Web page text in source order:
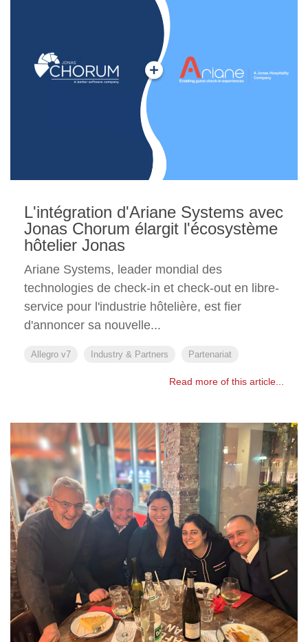
L'intégration d'Ariane Systems avec
Jonas Chorum élargit l'écosystème
hôtelier Jonas
Ariane Systems, leader mondial des
technologies de check-in et check-out en libre-
service pour l'industrie hôtelière, est fier
d'annoncer sa nouvelle...
Allegro v7 Industry & Partners Partenariat
Read more of this article...